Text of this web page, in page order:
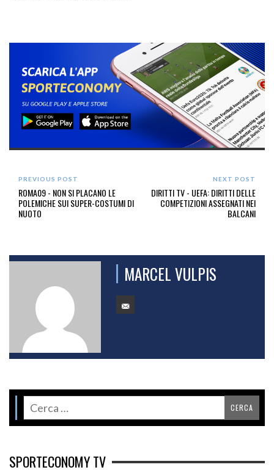
PREVIOUS POST
ROMA09 - NON SI PLACANO LE
POLEMICHE SUI SUPER-COSTUMI DI
NUOTO
NEXT POST
DIRITTI TV - UEFA: DIRITTI DELLE
COMPETIZIONI ASSEGNATI NEI
BALCANI
MARCEL VULPIS
SPORTECONOMY TV